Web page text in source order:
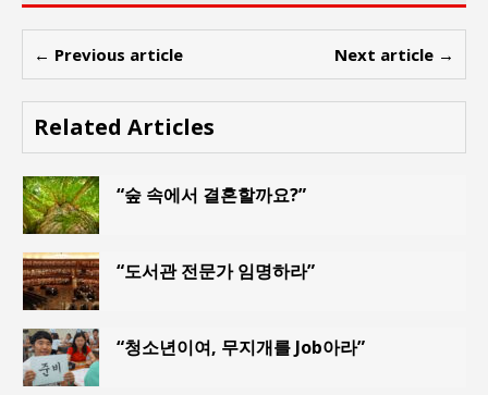
← Previous article Next article →
Related Articles
“숲 속에서 결혼할까요?”
“도서관 전문가 임명하라”
“청소년이여, 무지개를 Job아라”